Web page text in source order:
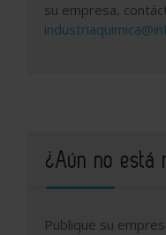
su empresa,
¿Aún no está
Publique su